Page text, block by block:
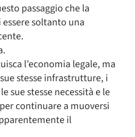
passaggio che la
soltanto una
l’economia legale, ma
stesse infrastrutture, i
sue stesse necessità e le
continuare a muoversi
il